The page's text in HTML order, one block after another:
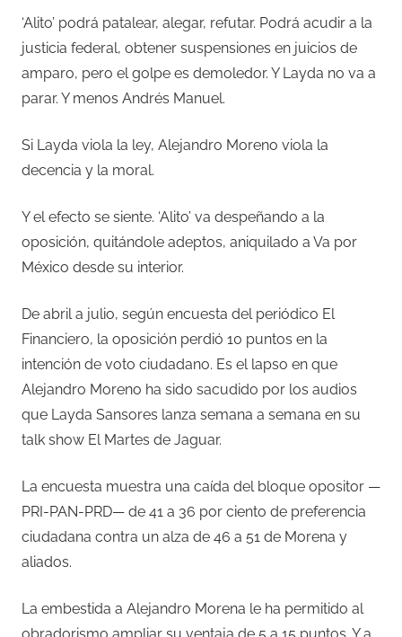
‘Alito’ podrá patalear, alegar, refutar. Podrá acudir a la
justicia federal, obtener suspensiones en juicios de
amparo, pero el golpe es demoledor. Y Layda no va a
parar. Y menos Andrés Manuel.
Si Layda viola la ley, Alejandro Moreno viola la
decencia y la moral.
Y el efecto se siente. ‘Alito’ va despeñando a la
oposición, quitándole adeptos, aniquilado a Va por
México desde su interior.
De abril a julio, según encuesta del periódico El
Financiero, la oposición perdió 10 puntos en la
intención de voto ciudadano. Es el lapso en que
Alejandro Moreno ha sido sacudido por los audios
que Layda Sansores lanza semana a semana en su
talk show El Martes de Jaguar.
La encuesta muestra una caída del bloque opositor —
PRI-PAN-PRD— de 41 a 36 por ciento de preferencia
ciudadana contra un alza de 46 a 51 de Morena y
aliados.
La embestida a Alejandro Morena le ha permitido al